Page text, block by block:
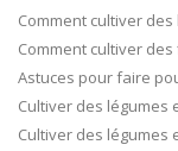
Comment cultiver des
Comment cultiver des
Astuces pour faire
Cultiver des légumes
Cultiver des légumes